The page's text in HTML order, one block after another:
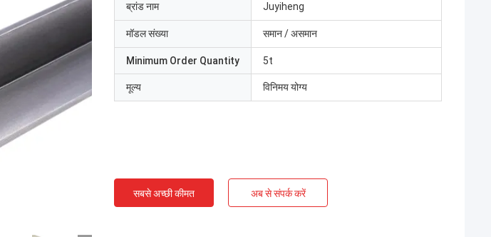
ब्रांड नाम Juyiheng
मॉडल संख्या समान / असमान
Minimum Order Quantity 5t
मूल्य विनिमय योग्य
सबसे अच्छी कीमत अब से संपर्क करें